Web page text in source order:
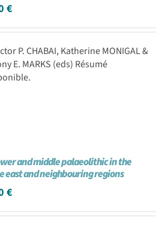
€
P. CHABAI, Katherine MONIGAL &
E. MARKS (eds) Résumé
and middle palaeolithic in the
east and neighbouring regions
€